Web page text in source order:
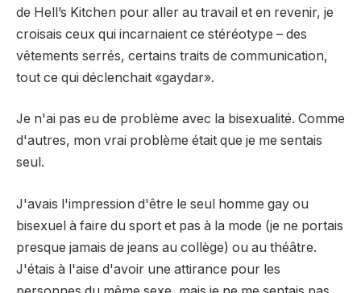
de Hell’s Kitchen pour aller au travail et en revenir, je
croisais ceux qui incarnaient ce stéréotype – des
vêtements serrés, certains traits de communication,
tout ce qui déclenchait «gaydar».
Je n'ai pas eu de problème avec la bisexualité. Comme
d'autres, mon vrai problème était que je me sentais
seul.
J'avais l'impression d'être le seul homme gay ou
bisexuel à faire du sport et pas à la mode (je ne portais
presque jamais de jeans au collège) ou au théâtre.
J'étais à l'aise d'avoir une attirance pour les